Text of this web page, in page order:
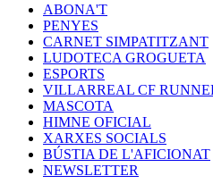
ABONA'T
PENYES
CARNET SIMPATITZANT
LUDOTECA GROGUETA
ESPORTS
VILLARREAL CF
MASCOTA
HIMNE OFICIAL
XARXES SOCIALS
BÚSTIA DE L'AFICIONAT
NEWSLETTER